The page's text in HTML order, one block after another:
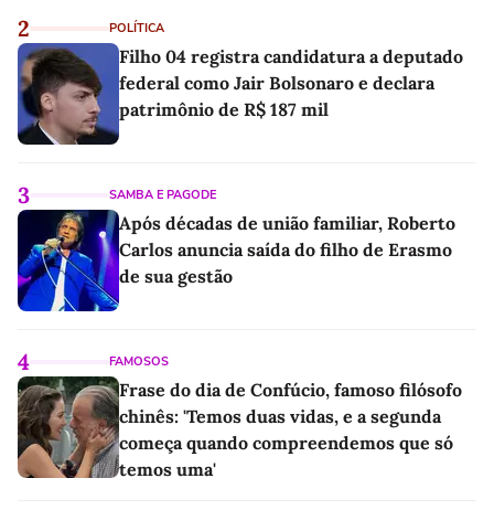
2 POLÍTICA
Filho 04 registra candidatura a deputado
federal como Jair Bolsonaro e declara
patrimônio de R$ 187 mil
3 SAMBA E PAGODE
Após décadas de união familiar, Roberto
Carlos anuncia saída do filho de Erasmo
de sua gestão
4 FAMOSOS
Frase do dia de Confúcio, famoso filósofo
chinês: 'Temos duas vidas, e a segunda
começa quando compreendemos que só
temos uma'